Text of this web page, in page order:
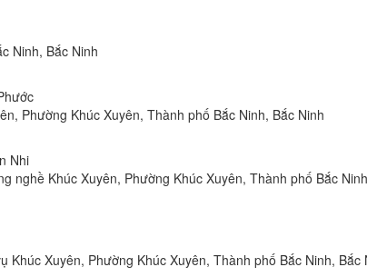
Ninh, Bắc Ninh
Phường Khúc Xuyên, Thành phố Bắc Ninh, Bắc Ninh
Nhi
nghề Khúc Xuyên, Phường Khúc Xuyên, Thành phố Bắc
Xuyên, Phường Khúc Xuyên, Thành phố Bắc Ninh, Bắc